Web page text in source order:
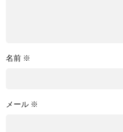
名前 ※
メール ※